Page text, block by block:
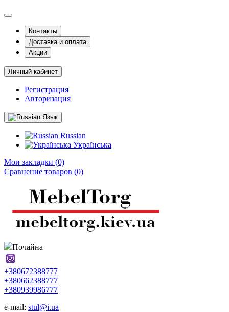
Контакты
Доставка и оплата
Акции
Личный кабинет
Регистрация
Авторизация
Язык
Russian
Українська
Мои закладки (0)
Сравнение товаров (0)
Почайна
+380672388777
+380662388777
+380939986777
e-mail: stul@i.ua